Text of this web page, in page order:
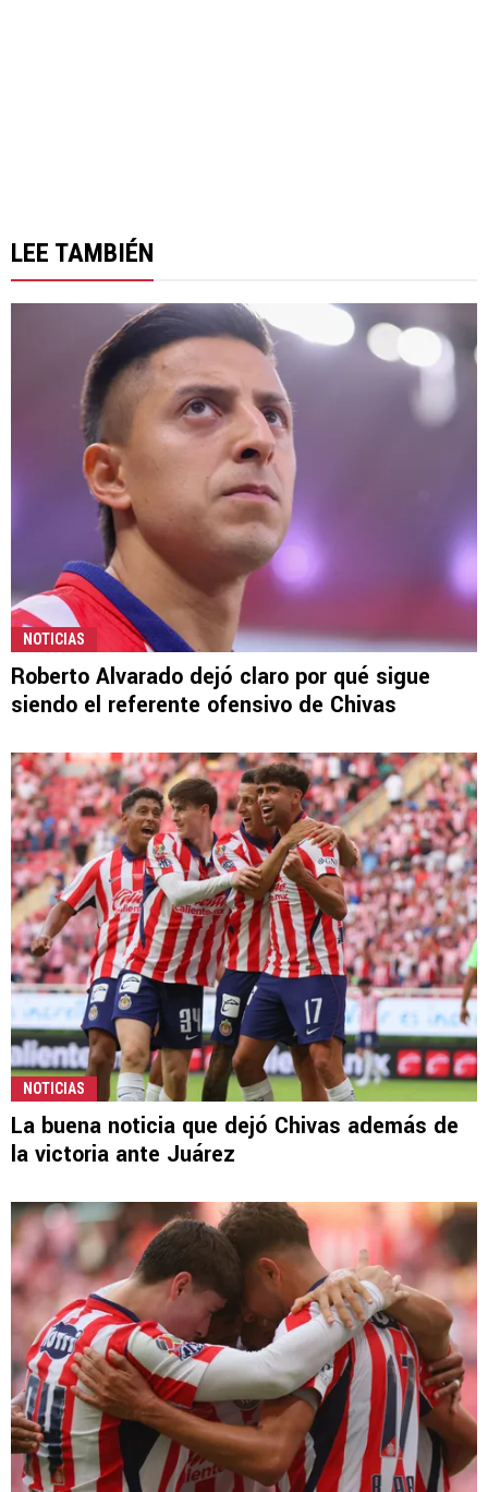
LEE TAMBIÉN
NOTICIAS
Roberto Alvarado dejó claro por qué sigue
siendo el referente ofensivo de Chivas
NOTICIAS
La buena noticia que dejó Chivas además de
la victoria ante Juárez